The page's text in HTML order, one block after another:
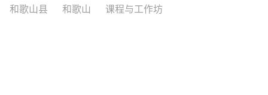
和歌山县 和歌山 课程与工作坊